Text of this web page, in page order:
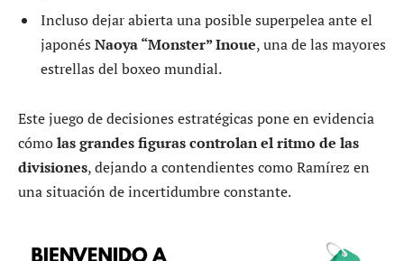
Incluso dejar abierta una posible superpelea ante el
japonés Naoya “Monster” Inoue, una de las mayores
estrellas del boxeo mundial.
Este juego de decisiones estratégicas pone en evidencia
cómolas grandes figuras controlan el ritmo de las
divisiones, dejando a contendientes como Ramírez en
una situación de incertidumbre constante.